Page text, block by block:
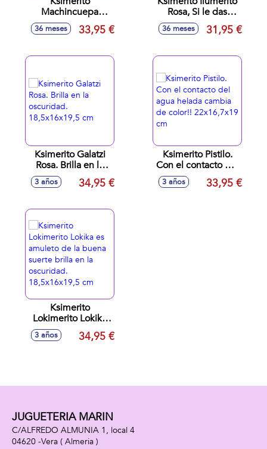
Machincuepa
Reloaded Rosa
2022
36 meses 33,95 €
Rosa, Si le das
mucho amor y
cariño se ilumina.
36 meses 31,95 €
Ksimerito Galatzi
Rosa. Brilla en la
oscuridad.
18,5x16x19,5 cm
3 años 34,95 €
Ksimerito Pistilo.
Con el contacto del
agua helada
cambia de color!!
3 años 33,95 €
Ksimerito
Lokimerito Lokika
es amuleto de la
buena suerte brilla
3 años 34,95 €
JUGUETERIA MARIN
C/ALFREDO ALMUNIA 1, local 4
04620 -Vera ( Almeria )